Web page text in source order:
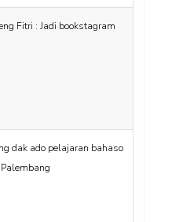
Fitri : Jadi bookstagram
dak ado pelajaran bahaso